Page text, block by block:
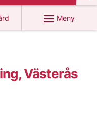
Meny
Västerås